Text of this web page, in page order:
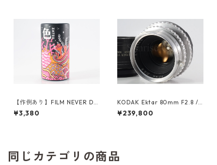
【作例あり】FILM NEVER DIE
ZATSU 400 35mmカラーネガ
フィルム 36枚撮り (K054)
¥3,380
KODAK Ektar 80mm F2.8 /H
ASSELBLAD 1000F/1600F用
純正フード付 コダック (2362
¥239,800
同じカテゴリの商品